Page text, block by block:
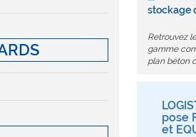
stockage
Retrouvez
gamme
plan béton
pose
et